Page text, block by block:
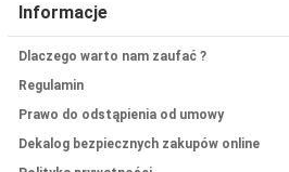
Informacje
Dlaczego warto nam zaufać ?
Regulamin
Prawo do odstąpienia od umowy
Dekalog bezpiecznych zakupów online